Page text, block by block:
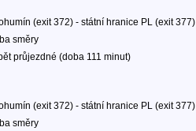
(exit 372) - státní hranice PL (exit 377)
směry
průjezdné (doba 111 minut)
(exit 372) - státní hranice PL (exit 377)
směry